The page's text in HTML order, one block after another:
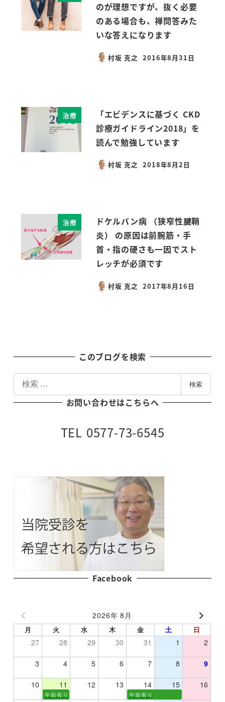
のが理想ですが、抜く必要
のある場合も、禅問答みた
いな答えになります
村坂 克之
投稿日
2016年8月31日
治療
「エビデンスに基づく CKD
診療ガイドライン2018」を
読んで勉強しています
村坂 克之
投稿日
2018年8月2日
治療
ドケルバン病 （狭窄性腱鞘
炎） の原因は前腕筋・手
首・指の硬さも一因でスト
レッチが必須です
村坂 克之
投稿日
2017年8月16日
このブログを検索
索
検索
お問い合わせはこちらへ
TEL 0577-73-6545
Facebook
2026年 8月
月 火 水 木 金 土 日
27 28 29 30 31 1 2
3 4 5 6 7 8 9
10 11 12 13 14 15 16
午前有り 午前有り